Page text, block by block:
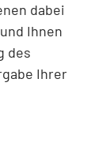
dabei
Ihnen
des
Ihrer